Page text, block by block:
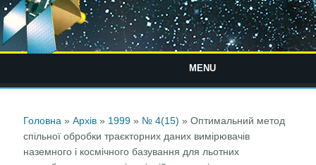
MENU
Головна »Архів » 1999 » № 4(15) » Оптимальний метод
спільної обробки траєкторних даних вимірювачів
наземного і космічного базування для льотних